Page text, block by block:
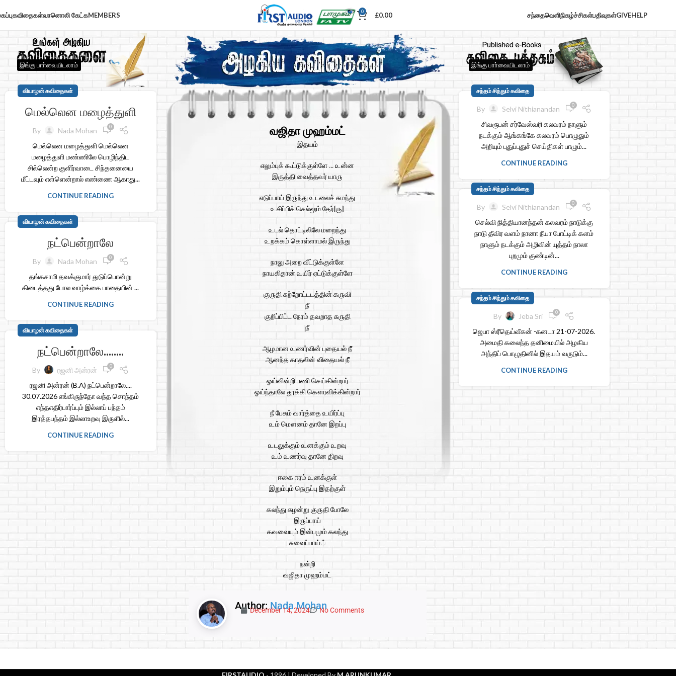
கவிதைகள்வானொலி கேட்கMEMBERS 0 £0.00 சந்தைவெளிநிகழ்ச்சிகள்பதிவுகள்GIVEHELP
இங்கு பாா்வையிடலாம் இங்கு பாா்வையிடலாம்
வியாழன் கவிதைகள்
மெல்லென மழைத்துளி
By Nada Mohan 0
மெல்லென மழைத்துளி மெல்லென
மழைத்துளி மண்ணிலே பொழிந்திட
சில்லென்ற குளிர்வாடை சிந்தனையை
மீட்டவும் எள்ளென்றால் எண்ணை ஆகாது...
CONTINUE READING
வியாழன் கவிதைகள்
நட்பென்றாலே
By Nada Mohan 0
தங்கசாமி தவக்குமார் துடுப்பொன்று
கிடைத்தது போல வாழ்க்கை பாதையின் ...
CONTINUE READING
வியாழன் கவிதைகள்
நட்பென்றாலே……..
By ரஜனி அன்ரன் 0
ரஜனி அன்ரன் (B.A) நட்பென்றாலே....
30.07.2026 எங்கிருந்தோ வந்த சொந்தம்
எந்தஎதிர்பார்ப்பும் இல்லாப் பந்தம்
இரத்தபந்தம் இல்லாஉறவு இருளில்...
CONTINUE READING
வஜிதா முஹம்மட்
இதயம்
எலும்புக் கூட்டுக்குள்ளே … ௨ன்ன
இ௫த்தி வைத்தவர் யா௫
எடுப்பாய் இ௫ந்து ௨டலைச் சுமந்து
௨சிப்பிச் செல்லும் தேர்[௫]
௨டல் தொட்டிலிலே மறைந்து
௨றக்கம் கொள்ளாமல் இ௫ந்து
நாலு அறை வீட்டுக்குள்ளே
நாயகிதான் ௨யிர் ஏட்டுக்குள்ளே
கு௫தி சுற்றோட்டடத்தின் க௫வி
நீ
குறிப்பிட்ட நேரம் தவறாத சு௫தி
நீ
ஆழமான ௨ணர்வின் புதையல் நீீ
ஆனந்த காதலின் விதையல் நீீ
ஓய்வின்றி பணி செய்கின்றார்
ஓய்ந்தாலே தூக்கி கௌரவிக்கின்றார்
நீ பேசும் வார்த்தை ௨யிர்ப்பு
௨ம் மௌனம் தானே இறப்பு
௨டலுக்கும் ௨னக்கும் ௨றவு
௨ம் ௨ணர்வு தானே திறவு
ஈகை ஈரம் ௨னக்குள்
இறும்பும் நெ௫ப்பு இதற்குள்
கலந்து சுழன்று கு௫தி போலே
இ௫ப்பாய்
கவவையும் இன்பமும் கலந்து
சுவைப்பாய்்
நன்றி
வஜிதா முஹம்மட்
Author:Nada Mohan
December 14, 2024 No Comments
சந்தம் சிந்தும் கவிதை
By Selvi Nithianandan 0
சிவரூபன் சர்வேஸ்வரி கலவரம் நாளும்
நடக்கும் ஆங்கங்கே கலவரம் பொழுதும்
அறியும் புதுப்புதுச் செய்திகள் பாழும்...
CONTINUE READING
சந்தம் சிந்தும் கவிதை
By Selvi Nithianandan 0
செல்வி நித்தியானந்தன் கலவரம் நாடுக்கு
நாடு தீவிர வளம் நானா நீயா போட்டிக் களம்
நாளும் நடக்கும் அழிவின் யுத்தம் நாலா
புறமும் குண்டின்...
CONTINUE READING
சந்தம் சிந்தும் கவிதை
By Jeba Sri 0
ஜெபா ஸ்ரீதெய்வீகன் -கனடா 21-07-2026.
அமைதி கலைந்த தனிமையில் அழகிய
அந்திப் பொழுதினில் இதயம் வருடும்...
CONTINUE READING